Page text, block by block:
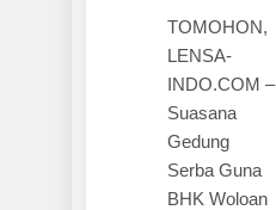
TOMOHON,
LENSA-
INDO.COM –
Suasana
Gedung
Serba Guna
BHK Woloan